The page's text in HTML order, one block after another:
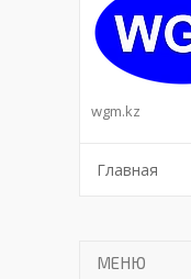
wgm.kz
Главная